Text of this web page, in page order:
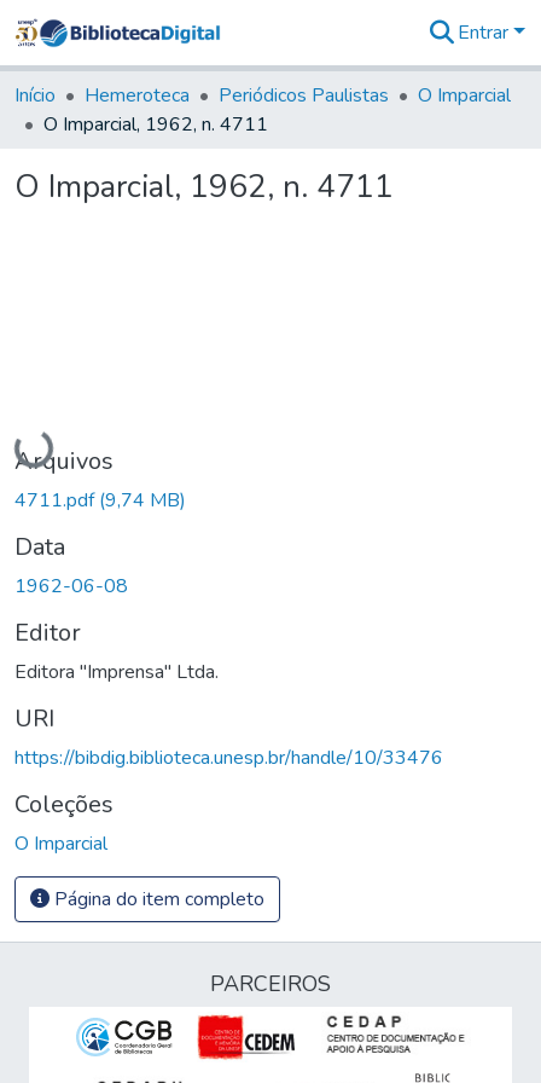
&
Coleções
Tudo na
Digital
Entrar
Início Hemeroteca Periódicos Paulistas
O Imparcial
O Imparcial, 1962, n. 4711
O Imparcial, 1962, n. 4711
Carregando...
Arquivos
4711.pdf(9,74 MB)
Data
1962-06-08
Editor
Editora "Imprensa" Ltda.
URI
https://bibdig.biblioteca.unesp.br/handle/10/33476
Coleções
O Imparcial
Página do item completo
PARCEIROS